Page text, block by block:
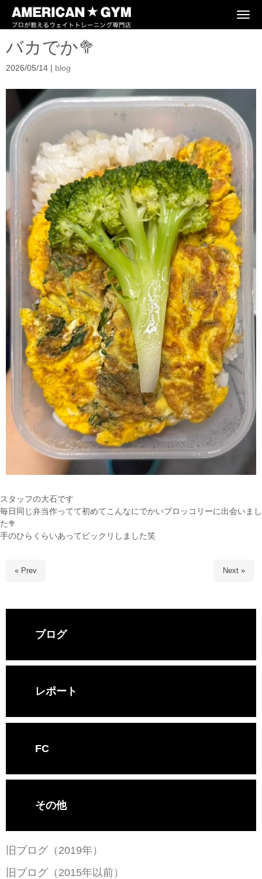
N
o
バカでか🥦︎
2026/05/14 | blog
スタッフの大石です
毎日同じ弁当作ってて初めてこんなにでかいブロッコリーに出会いまし
た🥦︎
手のひらくらいあってビックリしました笑
« Prev Next »
ブログ
レポート
FC
その他
旧ブログ（2019年）
旧ブログ（2015年以前）